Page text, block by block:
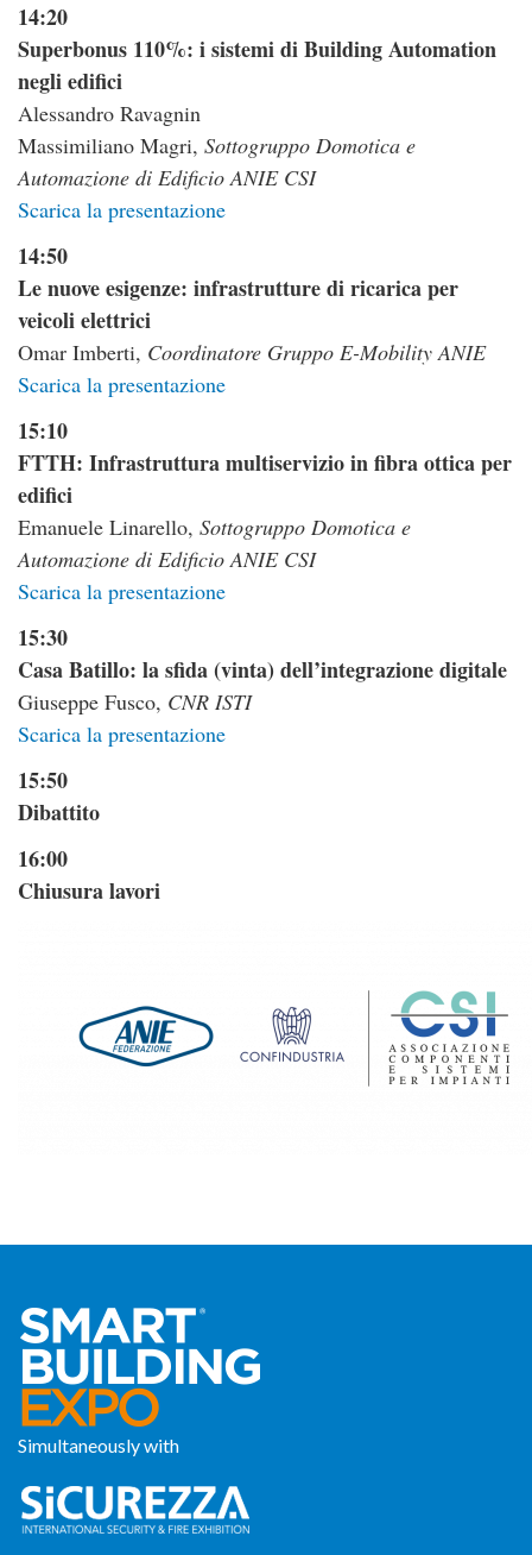
14:20
Superbonus 110%: i sistemi di Building Automation
negli edifici
Alessandro Ravagnin
Massimiliano Magri, Sottogruppo Domotica e
Automazione di Edificio ANIE CSI
Scarica la presentazione
14:50
Le nuove esigenze: infrastrutture di ricarica per
veicoli elettrici
Omar Imberti, Coordinatore Gruppo E-Mobility ANIE
Scarica la presentazione
15:10
FTTH: Infrastruttura multiservizio in fibra ottica per
edifici
Emanuele Linarello, Sottogruppo Domotica e
Automazione di Edificio ANIE CSI
Scarica la presentazione
15:30
Casa Batillo: la sfida (vinta) dell’integrazione digitale
Giuseppe Fusco, CNR ISTI
Scarica la presentazione
15:50
Dibattito
16:00
Chiusura lavori
Simultaneously with